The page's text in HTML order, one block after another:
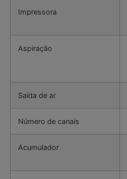
Impressora
Aspiração
Saída de ar
Número de canais
Acumulador